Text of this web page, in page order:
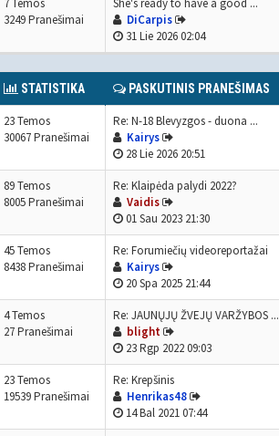
7 Temos
3249 Pranešimai
She's ready to have a good ...
DiCarpis
31 Lie 2026 02:04
STATISTIKA PASKUTINIS PRANEŠIMAS
23 Temos
30067 Pranešimai
Re: N-18 Blevyzgos - duona ...
Kairys
28 Lie 2026 20:51
89 Temos
8005 Pranešimai
Re: Klaipėda palydi 2022?
Vaidis
01 Sau 2023 21:30
45 Temos
8438 Pranešimai
Re: Forumiečių videoreportažai
Kairys
20 Spa 2025 21:44
4 Temos
27 Pranešimai
Re: JAUNŲJŲ ŽVEJŲ VARŽYBOS ...
blight
23 Rgp 2022 09:03
23 Temos
19539 Pranešimai
Re: Krepšinis
Henrikas48
14 Bal 2021 07:44